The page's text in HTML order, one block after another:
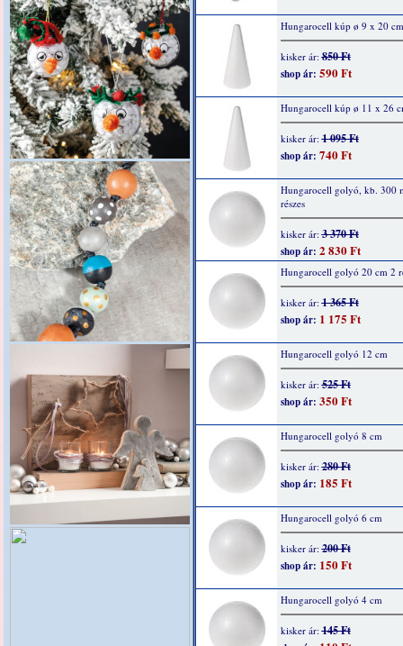
Hungarocell kúp ø 9 x 20 cm
kisker ár:850 Ft
shop ár: 590 Ft
Hungarocell kúp ø 11 x 26
kisker ár:1 095 Ft
shop ár: 740 Ft
Hungarocell golyó, kb. 300
részes
kisker ár:3 370 Ft
shop ár: 2 830 Ft
Hungarocell golyó 20 cm 2
kisker ár:1 365 Ft
shop ár: 1 175 Ft
Hungarocell golyó 12 cm
kisker ár:525 Ft
shop ár: 350 Ft
Hungarocell golyó 8 cm
kisker ár:280 Ft
shop ár: 185 Ft
Hungarocell golyó 6 cm
kisker ár:200 Ft
shop ár: 150 Ft
Hungarocell golyó 4 cm
kisker ár:145 Ft